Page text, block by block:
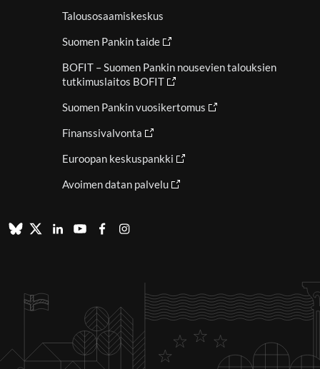
Talousosaamiskeskus
Suomen Pankin taide
BOFIT – Suomen Pankin nousevien talouksien
tutkimuslaitos BOFIT
Suomen Pankin vuosikertomus
Finanssivalvonta
Euroopan keskuspankki
Avoimen datan palvelu